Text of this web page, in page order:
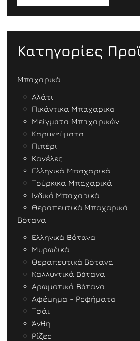
Κατηγορίες
Μπαχαρικά
Αλάτι
Πικάντικα Μπαχαρικά
Μείγματα Μπαχαρικών
Καρυκεύματα
Πιπέρι
Κανέλες
Ελληνικά Μπαχαρικά
Τούρκικα Μπαχαρικά
Ινδικά Μπαχαρικά
Θεραπευτικά Μπαχαρικά
Βότανα
Ελληνικά Βότανα
Μυρωδικά
Θεραπευτικά Βότανα
Καλλυντικά Βότανα
Αρωματικά Βότανα
Αφέψημα - Ροφήματα
Τσάι
Άνθη
Ρίζες